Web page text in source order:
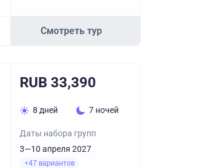
Смотреть тур
RUB 33,390
8 дней 7 ночей
Даты набора групп
3—10 апреля 2027
+47 вариантов